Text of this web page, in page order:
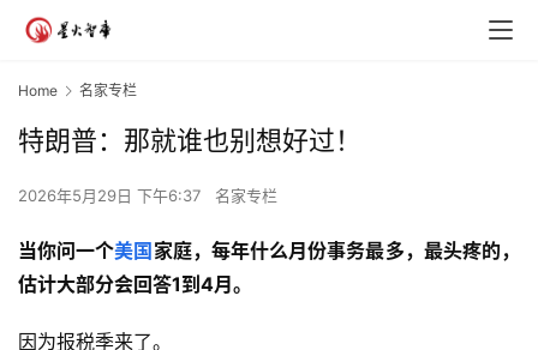
Home 名家专栏
特朗普：那就谁也别想好过！
2026年5月29日 下午6:37 名家专栏
当你问一个美国 家庭， 每年什么月份事务最多，最头疼的，
估计大部分会回答1到 4月。
因为报税季来了。